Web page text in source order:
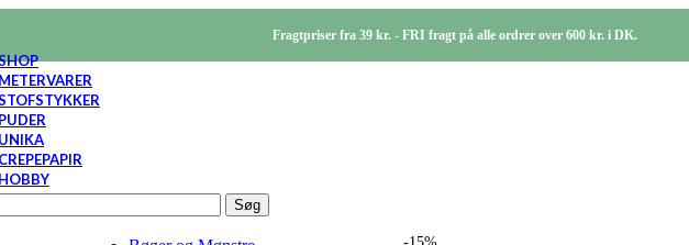
Fragtpriser fra 39 kr. - FRI fragt på alle ordrer over 600 kr. i DK.
METERVARER
PUDER
UNIKA
CREPEPAPIR
HOBBY
Søg